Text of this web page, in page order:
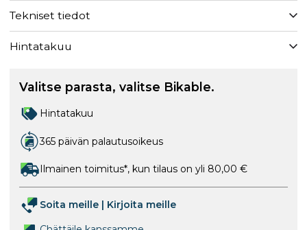
Tekniset tiedot
Hintatakuu
Valitse parasta, valitse Bikable.
Hintatakuu
365 päivän palautusoikeus
Ilmainen toimitus*, kun tilaus on yli 80,00 €
Soita meille
Kirjoita meille